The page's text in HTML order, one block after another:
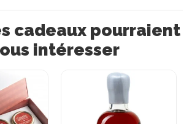
cadeaux pourraient
intéresser